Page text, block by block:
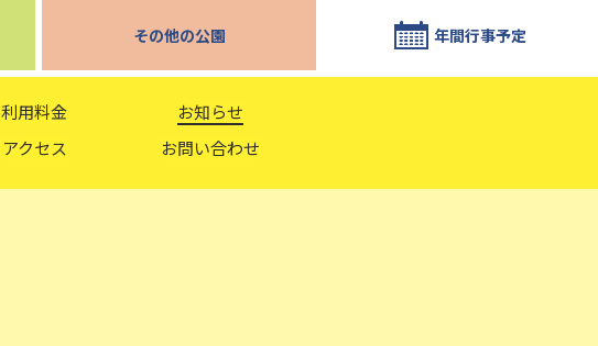
利用料金
お知らせ
アクセス お問い合わせ
その他の公園 年間行事予定